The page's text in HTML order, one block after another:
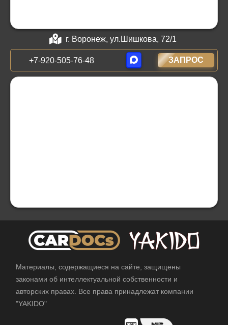
г. Воронеж, ул.Шишкова, 72/1
+7-920-505-76-48 ЗАПРОС
Материалы, содержащиеся на сайте, защищены
законами об интеллектуальной собственности и
авторских правах. Все права принадлежат компании
"YAKIDO"